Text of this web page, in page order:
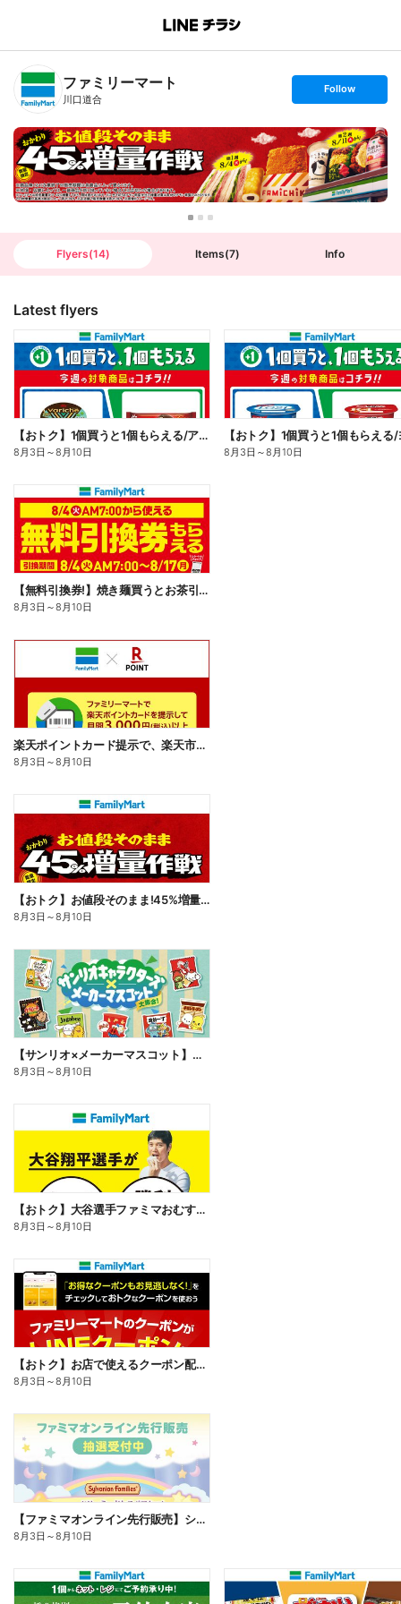
B
n
T
ファミリーマート
川口道合
s
t
o
l
l
o
w
Follow
Flyers(14) Items(7) Info
Latest flyers
【おトク】1個買うと1個もらえる/アイス
8月3日 ～8月10日 8月3日 ～8月10日
【無料引換券!】焼き麺買うとお茶引換券貰える!
8月3日 ～8月10日
楽天ポイントカード提示で、楽天市場でのお買い物がおトクに!
8月3日 ～8月10日
【おトク】お値段そのまま!45%増量作戦!
8月3日 ～8月10日
【サンリオ×メーカーマスコット】オリジナルグッズ貰える!
8月3日 ～8月10日
【おトク】大谷選手ファミマおむすび割
8月3日 ～8月10日
【おトク】お店で使えるクーポン配信中
8月3日 ～8月10日
【ファミマオンライン先行販売】シルバニアファミリー
8月3日 ～8月10日